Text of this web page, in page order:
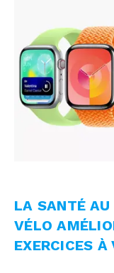
LA SANTÉ AU
VÉLO
EXERCICES À